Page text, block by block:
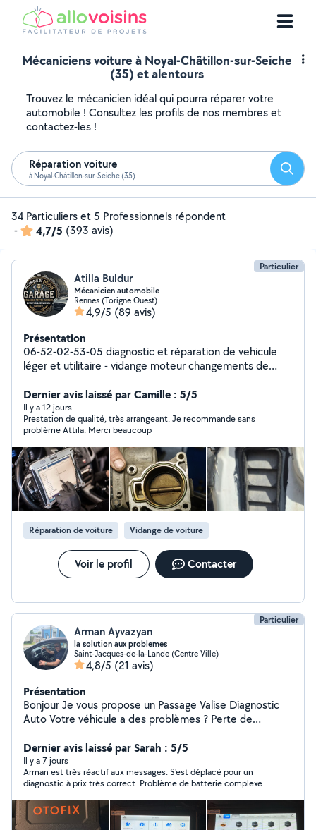
Mécaniciens voiture à Noyal-Châtillon-sur-Seiche
(35) et alentours
Trouvez le mécanicien idéal qui pourra réparer votre
automobile ! Consultez les profils de nos membres et
contactez-les !
Réparation voiture
à Noyal-Châtillon-sur-Seiche (35)
34 Particuliers et 5 Professionnels répondent
-
4,7/5 (393 avis)
Particulier
Atilla Buldur
Mécanicien automobile
Rennes (Torigne Ouest)
4,9/5 (89 avis)
Présentation
06-52-02-53-05 diagnostic et réparation de vehicule
léger et utilitaire - vidange moteur changements de
plaquettes et disques de frein - purge de liquides
(freins, refroidissement, direction assistée > -
Remplacement alternateurs et batteries remplacement
de courroies de distribution Remplacement des pneus
rénovation des phares Remplacement amortisseur
Remplacement de toutes les pièces du train avant ou
train arrière
Dernier avis laissé par Camille : 5/5
Il y a 12 jours
Prestation de qualité, très arrangeant. Je recommande sans
problème Attila. Merci beaucoup
Réparation de voiture Vidange de voiture
Voir le profil Contacter
Particulier
Arman Ayvazyan
la solution aux problemes
Saint-Jacques-de-la-Lande (Centre Ville)
4,8/5 (21 avis)
Présentation
Bonjour Je vous propose un Passage Valise Diagnostic
Auto Votre véhicule a des problèmes ? Perte de
Lire et effacer les défauts. voyant moteur etc..... Valise
diagnostique professionnelle. Pour les tarif demander
mp Merci à vous
Dernier avis laissé par Sarah : 5/5
Il y a 7 jours
Arman est très réactif aux messages. S'est déplacé pour un
diagnostic à prix très correct. Problème de batterie complexe
essayer de le résoudre.